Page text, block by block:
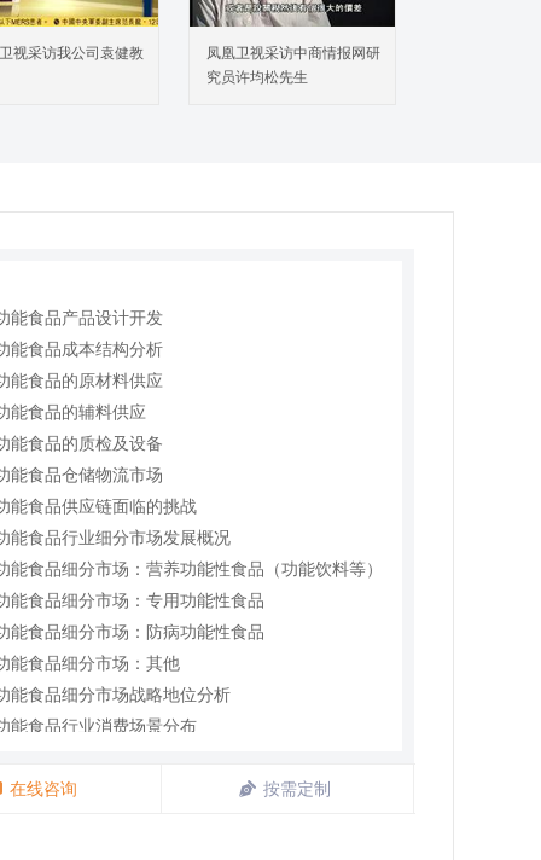
视采访我公司袁健教
凤凰卫视采访中商情报网研
究员许均松先生
国功能食品对外贸易状况
国功能食品市场需求/销售
能食品产品设计开发
能食品成本结构分析
能食品的原材料供应
能食品的辅料供应
能食品的质检及设备
能食品仓储物流市场
能食品供应链面临的挑战
能食品行业细分市场发展概况
能食品细分市场：营养功能性食品（功能饮料等）
能食品细分市场：专用功能性食品
能食品细分市场：防病功能性食品
能食品细分市场：其他
能食品细分市场战略地位分析
能食品行业消费场景分布
功能食品行业市场营销策略
在线咨询 按需定制